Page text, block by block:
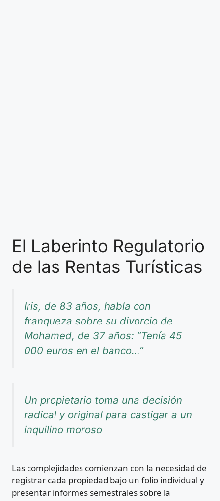
El Laberinto Regulatorio
de las Rentas Turísticas
Iris, de 83 años, habla con
franqueza sobre su divorcio de
Mohamed, de 37 años: “Tenía 45
000 euros en el banco…”
Un propietario toma una decisión
radical y original para castigar a un
inquilino moroso
Las complejidades comienzan con la necesidad de
registrar cada propiedad bajo un folio individual y
presentar informes semestrales sobre la